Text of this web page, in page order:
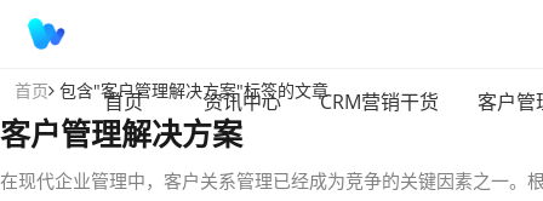
首页 资讯中心 CRM营销干货 客户管
首页 包含"客户管理解决方案"标签的文章
客户管理解决方案
在现代企业管理中，客户关系管理已经成为竞争的关键因素之一